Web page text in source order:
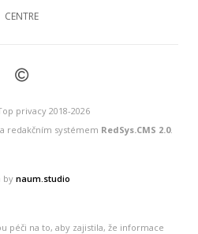
CENTRE
©
privacy 2018-2026
redakčním systémem RedSys.CMS 2.0.
by naum.studio
péči na to, aby zajistila, že informace